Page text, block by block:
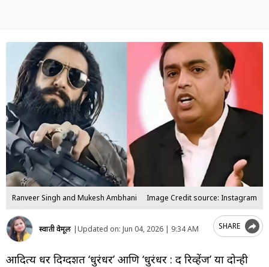
Ranveer Singh and Mukesh Ambhani Image Credit source: Instagram
स्वाती वेमूल |Updated on: Jun 04, 2026 | 9:34 AM SHARE
आदित्य धर दिग्दर्शित ‘धुरंधर’ आणि ‘धुरंधर : द रिव्हेंज’ या दोन्ही